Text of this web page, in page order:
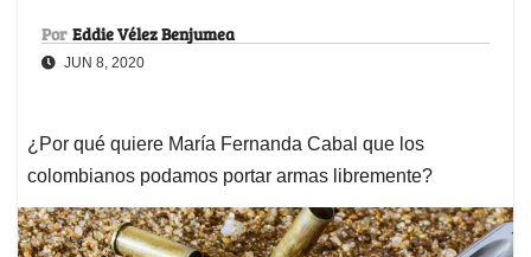
Por Eddie Vélez Benjumea
JUN 8, 2020
¿Por qué quiere María Fernanda Cabal que los
colombianos podamos portar armas libremente?